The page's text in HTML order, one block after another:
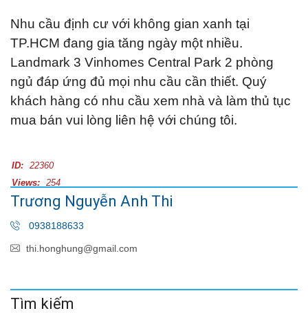
Nhu cầu định cư với không gian xanh tại
TP.HCM đang gia tăng ngày một nhiều.
Landmark 3 Vinhomes Central Park 2 phòng
ngủ đáp ứng đủ mọi nhu cầu cần thiết. Quý
khách hàng có nhu cầu xem nhà và làm thủ tục
mua bán vui lòng liên hệ với chúng tôi.
ID: 22360
Views: 254
Trương Nguyễn Anh Thi
0938188633
thi.honghung@gmail.com
Tìm kiếm